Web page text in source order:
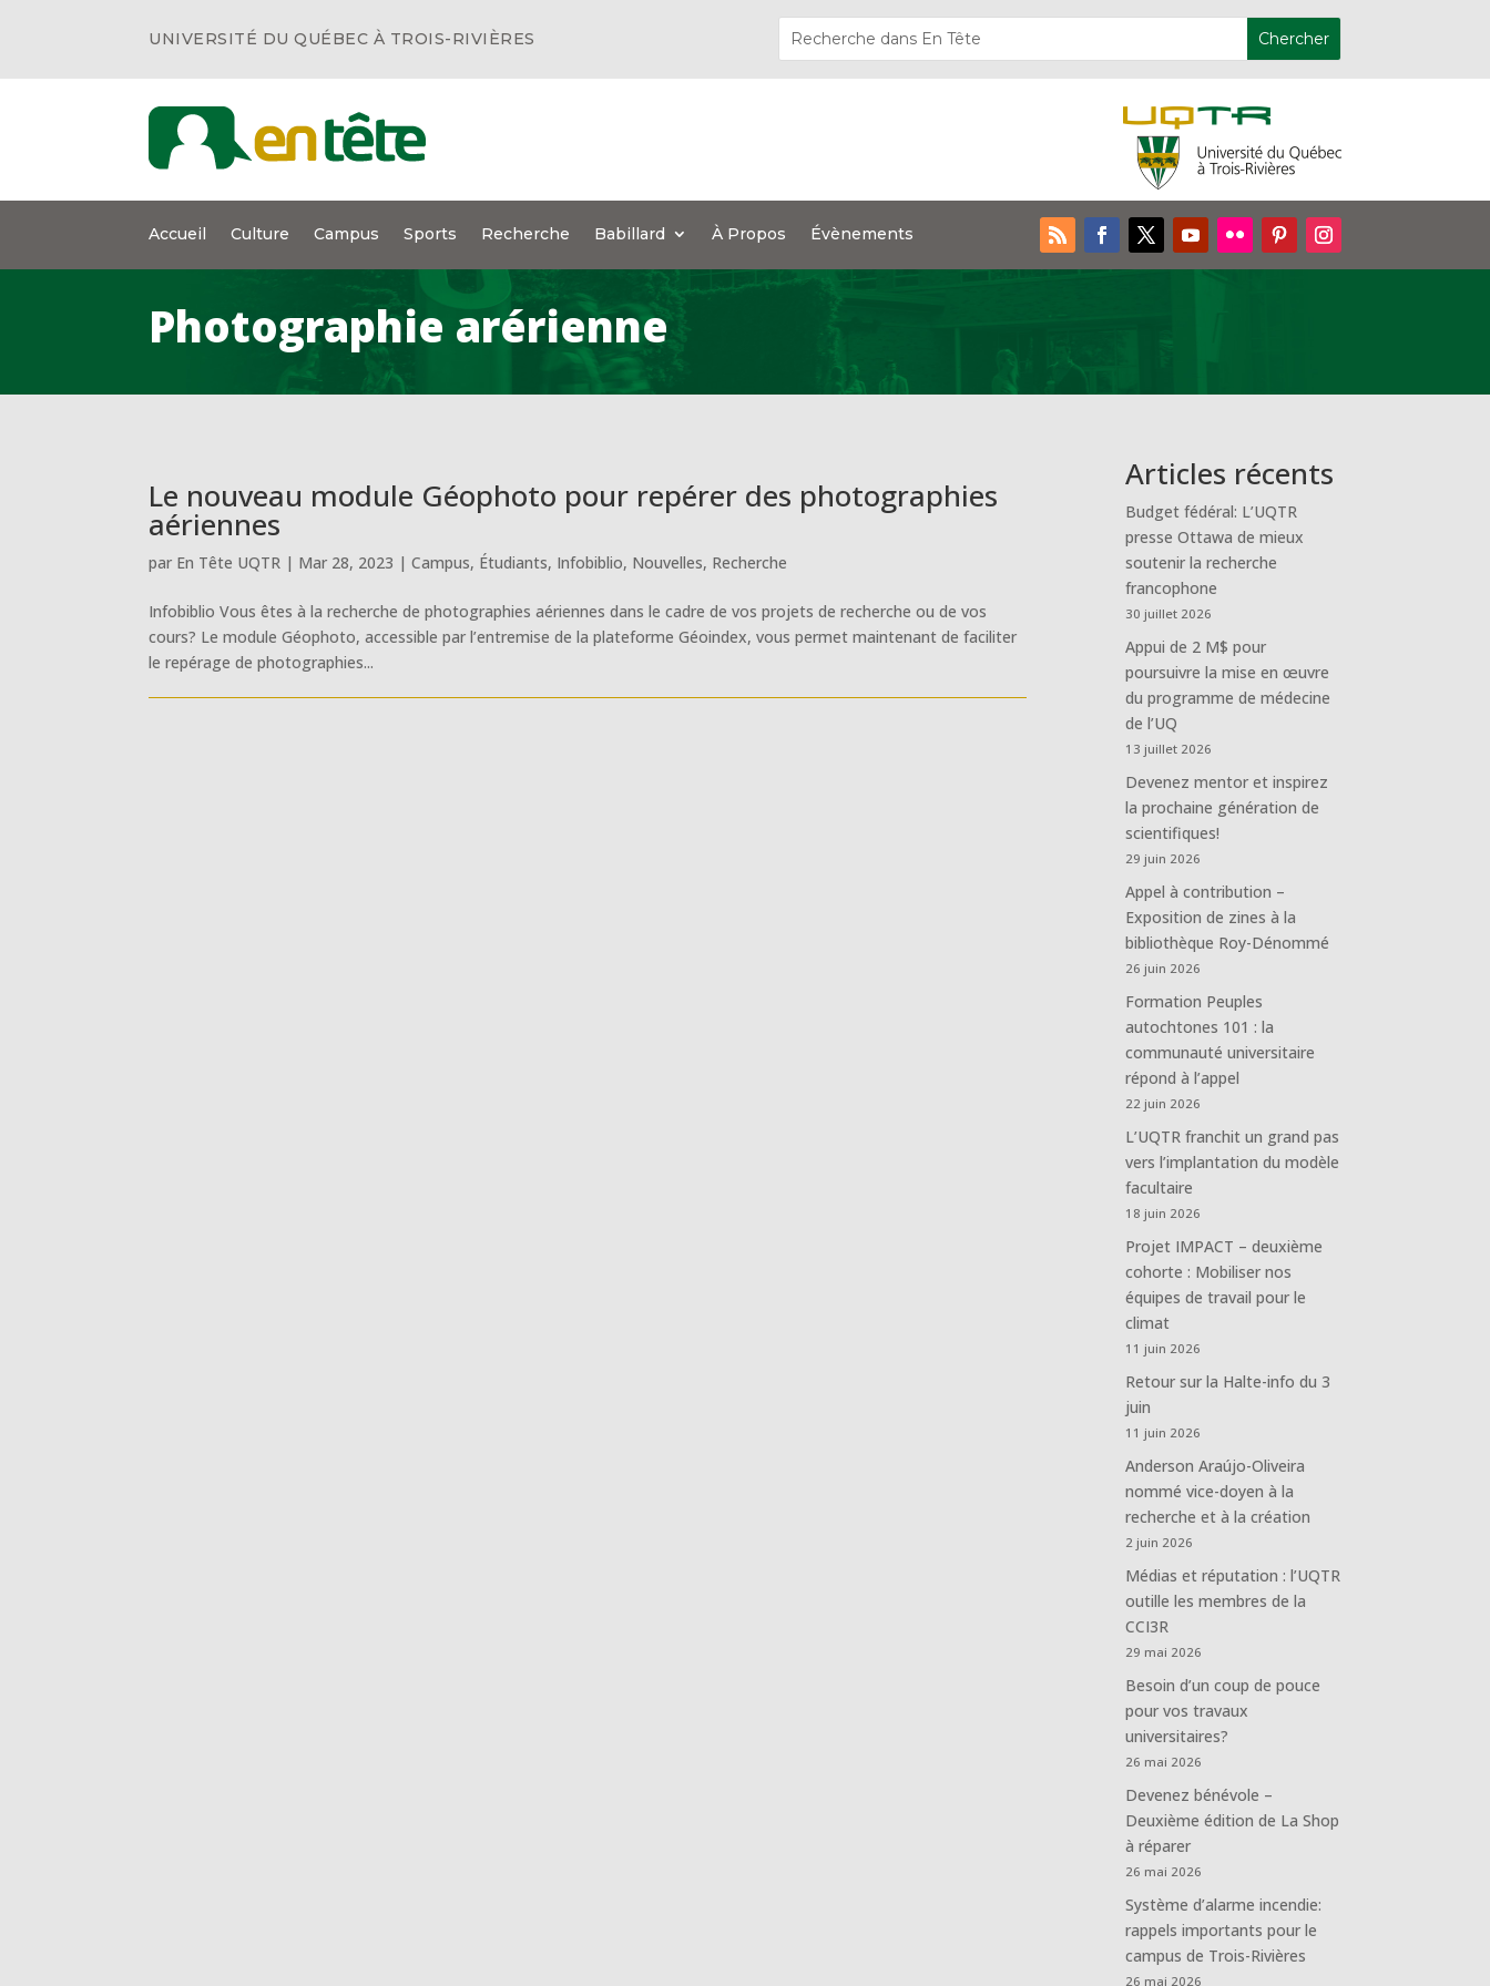
UNIVERSITÉ DU QUÉBEC À TROIS-RIVIÈRES
Accueil Culture Campus Sports Recherche Babillard À Propos Évènements
Photographie arérienne
Le nouveau module Géophoto pour repérer des photographies
aériennes
par En Tête UQTR | Mar 28, 2023 |Campus, Étudiants, Infobiblio, Nouvelles, Recherche
Infobiblio Vous êtes à la recherche de photographies aériennes dans le cadre de vos projets de recherche ou de vos
cours? Le module Géophoto, accessible par l’entremise de la plateforme Géoindex, vous permet maintenant de faciliter
le repérage de photographies...
Articles récents
Budget fédéral: L’UQTR
presse Ottawa de mieux
soutenir la recherche
francophone
30 juillet 2026
Appui de 2 M$ pour
poursuivre la mise en œuvre
du programme de médecine
de l’UQ
13 juillet 2026
Devenez mentor et inspirez
la prochaine génération de
scientifiques!
29 juin 2026
Appel à contribution –
Exposition de zines à la
bibliothèque Roy-Dénommé
26 juin 2026
Formation Peuples
autochtones 101 : la
communauté universitaire
répond à l’appel
22 juin 2026
L’UQTR franchit un grand pas
vers l’implantation du modèle
facultaire
18 juin 2026
Projet IMPACT – deuxième
cohorte : Mobiliser nos
équipes de travail pour le
climat
11 juin 2026
Retour sur la Halte-info du 3
juin
11 juin 2026
Anderson Araújo-Oliveira
nommé vice-doyen à la
recherche et à la création
2 juin 2026
Médias et réputation : l’UQTR
outille les membres de la
CCI3R
29 mai 2026
Besoin d’un coup de pouce
pour vos travaux
universitaires?
26 mai 2026
Devenez bénévole –
Deuxième édition de La Shop
à réparer
26 mai 2026
Système d’alarme incendie:
rappels importants pour le
campus de Trois-Rivières
26 mai 2026